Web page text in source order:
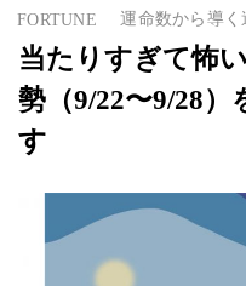
FORTUNE 運命数から導く
当たりすぎて怖
勢（9/22〜9/28）
す